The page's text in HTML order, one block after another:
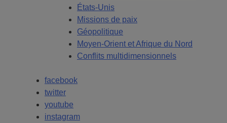
États-Unis
Missions de paix
Géopolitique
Moyen-Orient et Afrique du Nord
Conflits multidimensionnels
facebook
twitter
youtube
instagram